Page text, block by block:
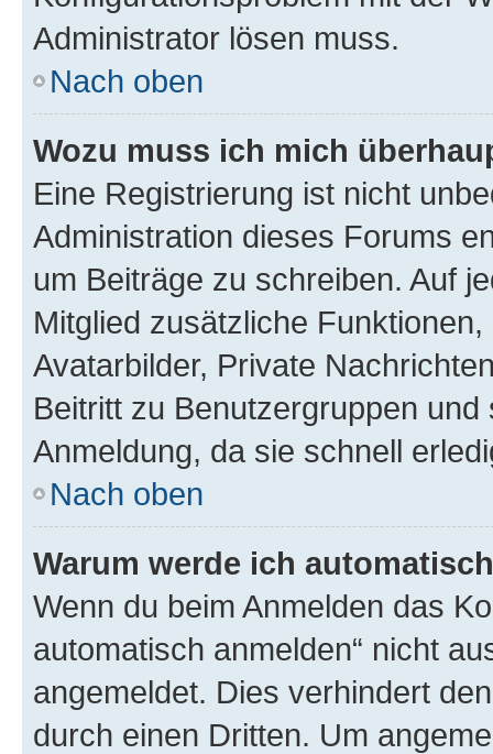
Administrator lösen muss.
Nach oben
Wozu muss ich mich
Eine Registrierung ist nicht
Administration dieses Forums
um Beiträge zu schreiben. Auf
Mitglied zusätzliche
Avatarbilder, Private
Beitritt zu Benutzergruppen
Anmeldung, da sie schnell
Nach oben
Warum werde ich
Wenn du beim Anmelden das
automatisch anmelden“ nicht
angemeldet. Dies verhindert
durch einen Dritten. Um